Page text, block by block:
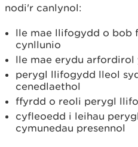
nodi'r canlynol:
lle mae llifogydd o bob
cynllunio
lle mae erydu
perygl llifogydd lleol
cenedlaethol
ffyrdd o reoli perygl
cyfleoedd i leihau
cymunedau presennol